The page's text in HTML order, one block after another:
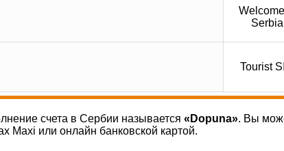
Serbia
Tourist
счета в Сербии называется «Dopuna». Вы
Maxi или онлайн банковской картой.